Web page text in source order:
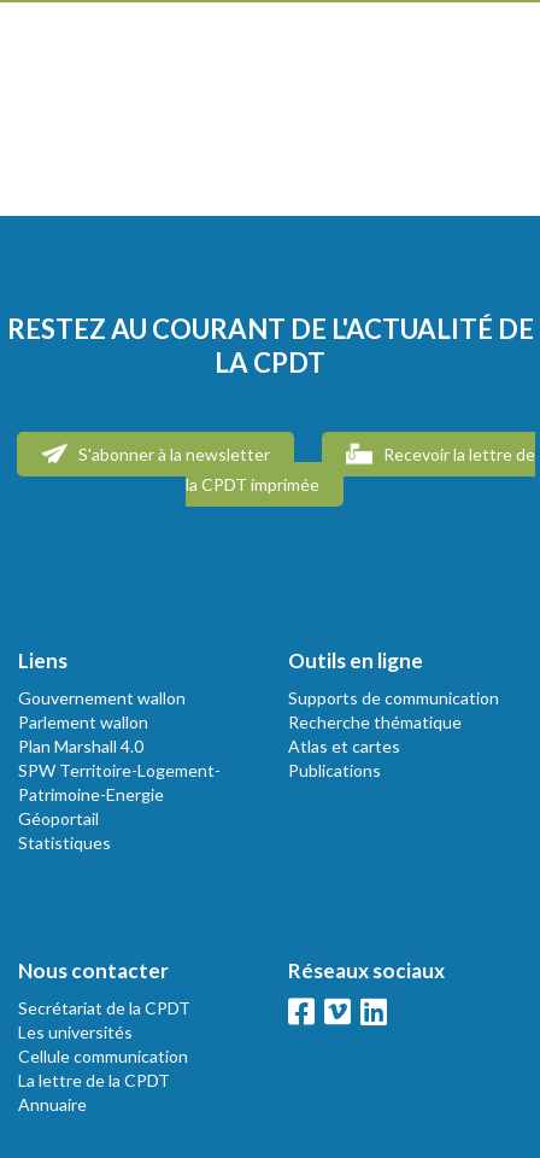
RESTEZ AU COURANT DE L'ACTUALITÉ DE
LA CPDT
S'abonner à la newsletter
Recevoir la lettre de
la CPDT imprimée
Liens
Gouvernement wallon
Parlement wallon
Plan Marshall 4.0
SPW Territoire-Logement-
Patrimoine-Energie
Géoportail
Statistiques
Outils en ligne
Supports de communication
Recherche thématique
Atlas et cartes
Publications
Nous contacter
Secrétariat de la CPDT
Les universités
Cellule communication
La lettre de la CPDT
Annuaire
Réseaux sociaux